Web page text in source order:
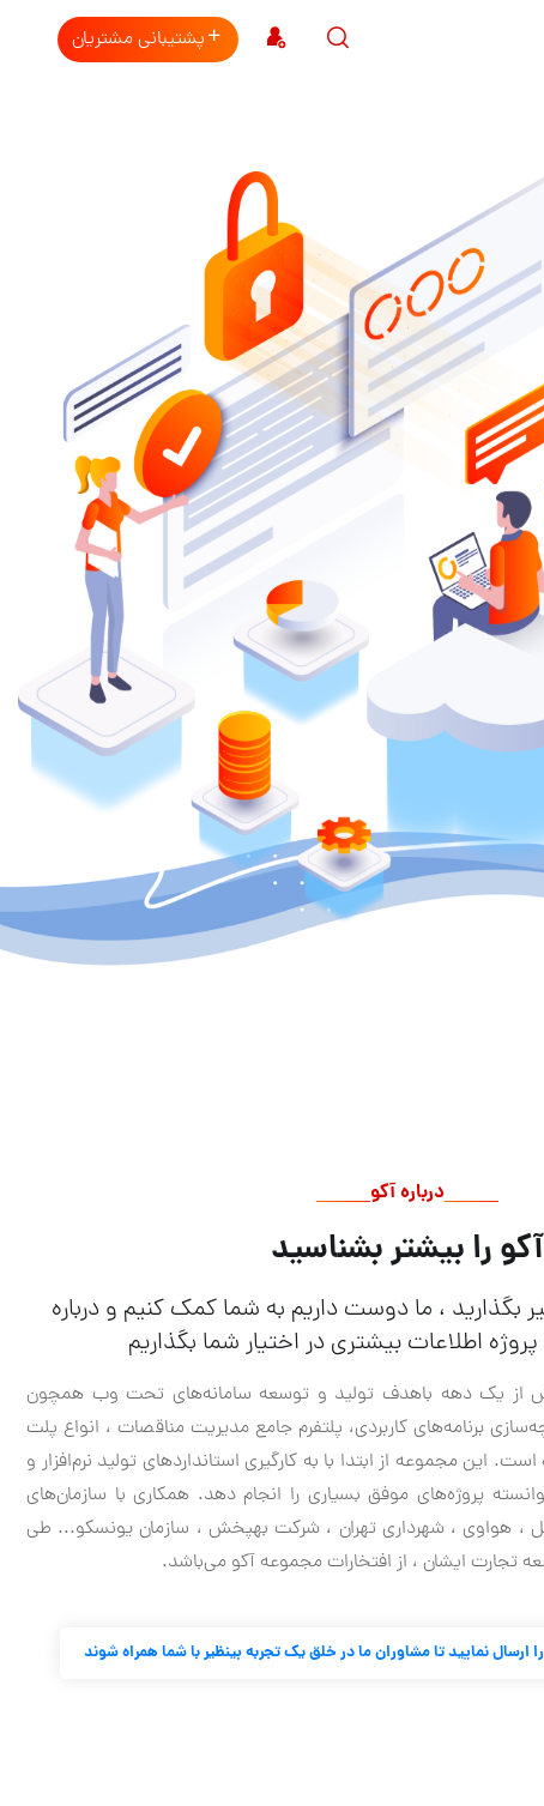
پشتیبانی مشتریان
درباره آکو
آکو را بیشتر بشناسید
بگذارید ، ما دوست داریم به شما کمک کنیم و درباره
اطلاعات بیشتری در اختیار شما بگذاریم
از یک دهه باهدف تولید و توسعه سامانه‌های تحت وب همچون
برنامه‌های کاربردی، پلتفرم جامع مدیریت مناقصات ، انواع پلت
این مجموعه از ابتدا با به کارگیری استانداردهای تولید نرم‌افزار و
پروژه‌های موفق بسیاری را انجام دهد. همکاری با سازمان‌های
، هواوی ، شهرداری تهران ، شرکت بهپخش ، سازمان یونسکو... طی
تجارت ایشان ، از افتخارات مجموعه آکو می‌باشد.
نمایید تا مشاوران ما در خلق یک تجربه بینظیر با شما همراه شوند